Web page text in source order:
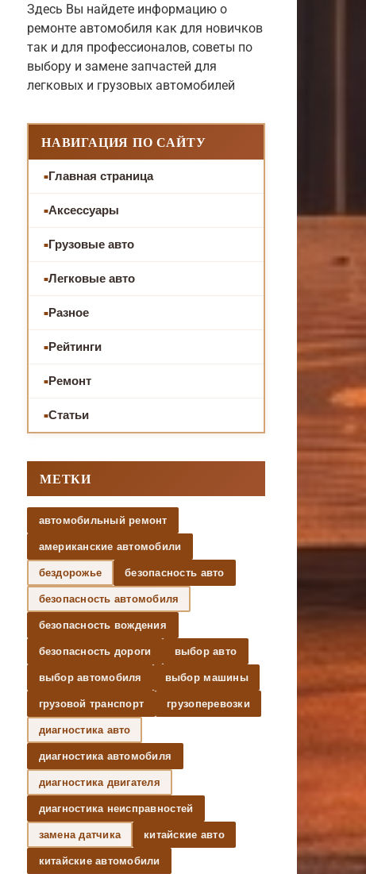
Здесь Вы найдете информацию о
ремонте автомобиля как для новичков
так и для профессионалов, советы по
выбору и замене запчастей для
легковых и грузовых автомобилей
НАВИГАЦИЯ ПО САЙТУ
Главная страница
Аксессуары
Грузовые авто
Легковые авто
Разное
Рейтинги
Ремонт
Статьи
МЕТКИ
автомобильный ремонт
американские автомобили
бездорожье безопасность авто
безопасность автомобиля
безопасность вождения
безопасность дороги выбор авто
выбор автомобиля выбор машины
грузовой транспорт грузоперевозки
диагностика авто
диагностика автомобиля
диагностика двигателя
диагностика неисправностей
замена датчика китайские авто
китайские автомобили